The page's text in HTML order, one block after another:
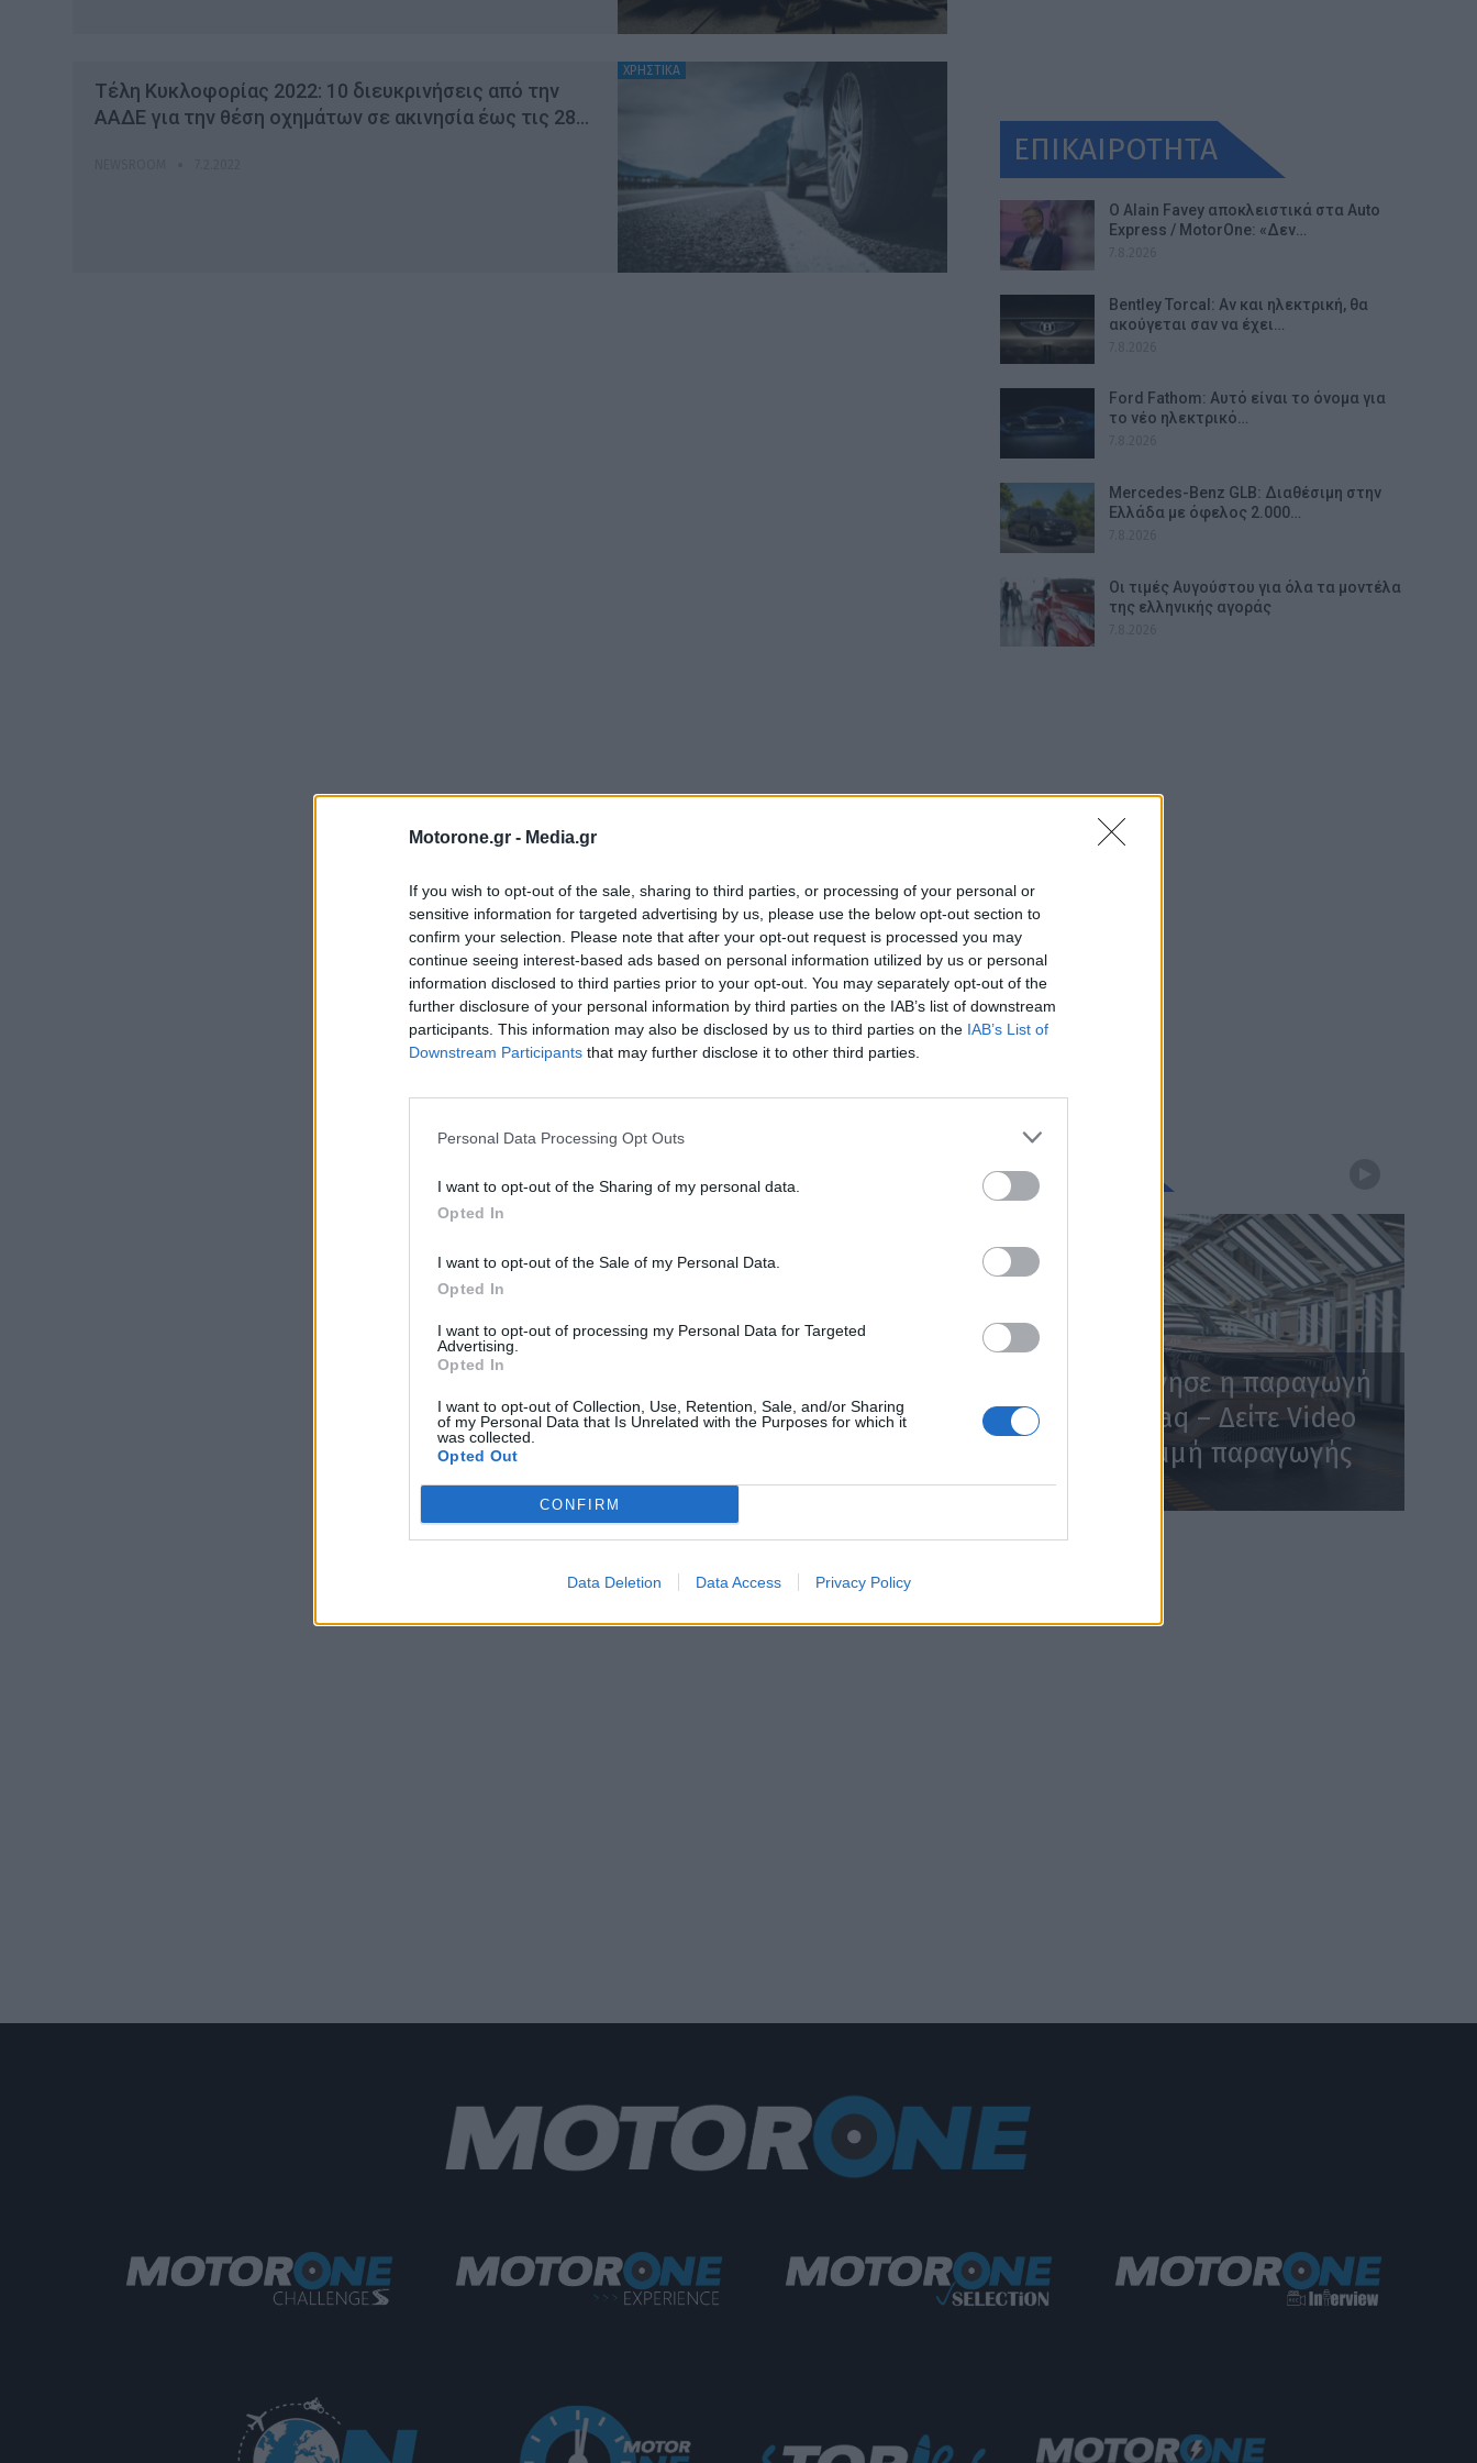
Motorone.gr - Media.gr
If you wish to opt-out of the sale, sharing to third parties, or processing of your personal or
sensitive information for targeted advertising by us, please use the below opt-out section to
confirm your selection. Please note that after your opt-out request is processed you may
continue seeing interest-based ads based on personal information utilized by us or personal
information disclosed to third parties prior to your opt-out. You may separately opt-out of the
further disclosure of your personal information by third parties on the IAB’s list of downstream
participants. This information may also be disclosed by us to third parties on the IAB’s List of
Downstream Participants that may further disclose it to other third parties.
Personal Data Processing Opt Outs
I want to opt-out of the Sharing of my personal data.
Opted In
I want to opt-out of the Sale of my Personal Data.
Opted In
I want to opt-out of processing my Personal Data for Targeted
Advertising.
Opted In
I want to opt-out of Collection, Use, Retention, Sale, and/or Sharing
of my Personal Data that Is Unrelated with the Purposes for which it
was collected.
Opted Out
CONFIRM
Data Deletion Data Access Privacy Policy
ΧΡΗΣΤΙΚΑ
Τέλη Κυκλοφορίας 2022: 10 διευκρινήσεις από την
ΑΑΔΕ για την θέση οχημάτων σε ακινησία έως τις 28…
ΕΠΙΚΑΙΡΟΤΗΤΑ
Ο Alain Favey αποκλειστικά στα Auto
Express / MotorOne: «Δεν…
Bentley Torcal: Αν και ηλεκτρική, θα
ακούγεται σαν να έχει…
Ford Fathom: Αυτό είναι το όνομα για
το νέο ηλεκτρικό…
Mercedes-Benz GLB: Διαθέσιμη στην
Ελλάδα με όφελος 2.000…
Οι τιμές Αυγούστου για όλα τα μοντέλα
της ελληνικής αγοράς
WEBTV
Skoda: Ξεκίνησε η παραγωγή
του νέου Peaq – Δείτε Video
από τη γραμμή παραγωγής
WEB TV